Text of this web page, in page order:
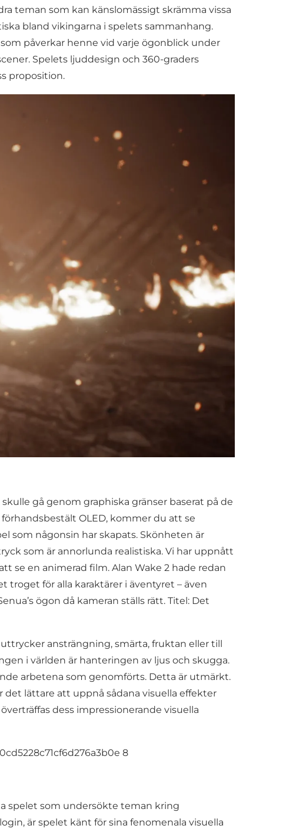
teman som kan känslomässigt skrämma vissa
bland vikingarna i spelets sammanhang.
påverkar henne vid varje ögonblick under
Spelets ljuddesign och 360-graders
proposition.
gå genom graphiska gränser baserat på de
OLED, kommer du att se
som någonsin har skapats. Skönheten är
som är annorlunda realistiska. Vi har uppnått
se en animerad film. Alan Wake 2 hade redan
för alla karaktärer i äventyret – även
ögon då kameran ställs rätt. Titel: Det
ansträngning, smärta, fruktan eller till
i världen är hanteringen av ljus och skugga.
arbetena som genomförts. Detta är utmärkt.
lättare att uppnå sådana visuella effekter
dess impressionerande visuella
spelet som undersökte teman kring
är spelet känt för sina fenomenala visuella